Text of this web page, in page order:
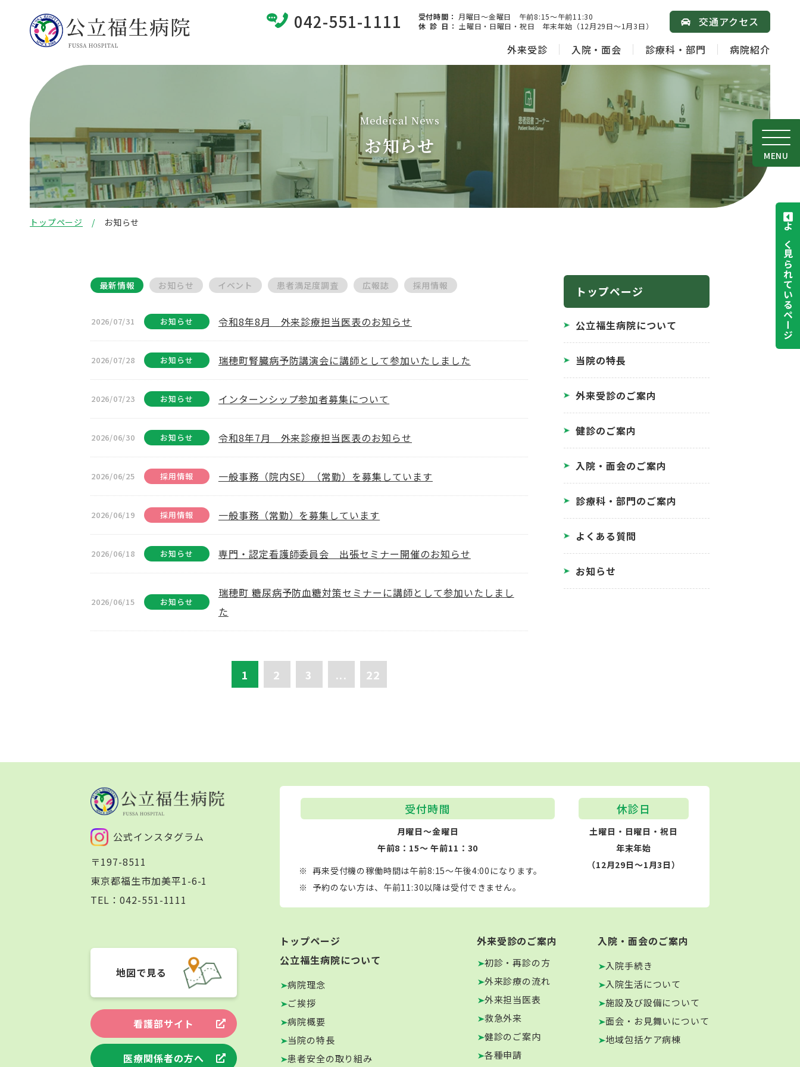
042-551-1111 受付時間： 月曜日～金曜日 午前8:15～午前11:30
休 診 日 ： 土曜日・日曜日・祝日 年末年始（12月29日～1月3日）
交通アクセス
外来受診
入院・面会 診療科・部門 病院紹介
MENU
よく見られているページ
Medeical News
お知らせ
トップページ お知らせ
最新情報 お知らせ イベント 患者満足度調査 広報誌 採用情報
2026/07/31 お知らせ 令和8年8月 外来診療担当医表のお知らせ
2026/07/28 お知らせ 瑞穂町腎臓病予防講演会に講師として参加いたしました
2026/07/23 お知らせ インターンシップ参加者募集について
2026/06/30 お知らせ 令和8年7月 外来診療担当医表のお知らせ
2026/06/25 採用情報 一般事務（院内SE）（常勤）を募集しています
2026/06/19 採用情報 一般事務（常勤）を募集しています
2026/06/18 お知らせ 専門・認定看護師委員会 出張セミナー開催のお知らせ
2026/06/15 お知らせ
瑞穂町 糖尿病予防血糖対策セミナーに講師として参加いたしまし
た
1 2 3 ... 22
トップページ
公立福生病院について
当院の特長
外来受診のご案内
健診のご案内
入院・面会のご案内
診療科・部門のご案内
よくある質問
お知らせ
公式インスタグラム
〒197-8511
東京都福生市加美平1-6-1
TEL： 042-551-1111
地図で見る
看護部サイト
医療関係者の方へ
受付時間
月曜日～金曜日
午前8：15～ 午前11：30
再来受付機の稼働時間は午前8:15～午後4:00になります。
予約のない方は、午前11:30以降は受付できません。
休診日
土曜日・日曜日・祝日
年末年始
（12月29日～1月3日）
トップページ
公立福生病院について
病院理念
ご挨拶
病院概要
当院の特長
患者安全の取り組み
外来受診のご案内
初診・再診の方
外来診療の流れ
外来担当医表
救急外来
健診のご案内
各種申請
入院・面会のご案内
入院手続き
入院生活について
施設及び設備について
面会・お見舞いについて
地域包括ケア病棟